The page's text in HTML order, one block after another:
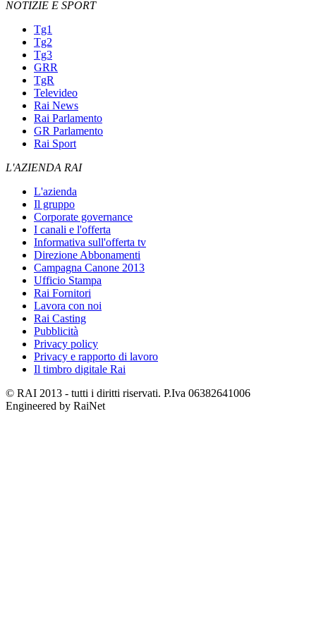
NOTIZIE E SPORT
Tg1
Tg2
Tg3
GRR
TgR
Televideo
Rai News
Rai Parlamento
GR Parlamento
Rai Sport
L'AZIENDA RAI
L'azienda
Il gruppo
Corporate governance
I canali e l'offerta
Informativa sull'offerta tv
Direzione Abbonamenti
Campagna Canone 2013
Ufficio Stampa
Rai Fornitori
Lavora con noi
Rai Casting
Pubblicità
Privacy policy
Privacy e rapporto di lavoro
Il timbro digitale Rai
© RAI 2013 - tutti i diritti riservati. P.Iva 06382641006
Engineered by RaiNet